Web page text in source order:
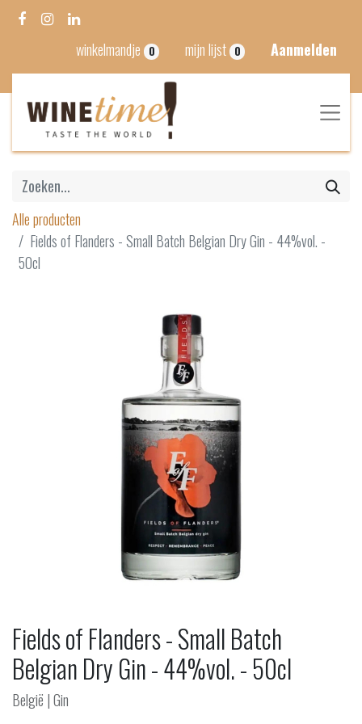
winkelmandje 0 mijn lijst 0 Aanmelden
Alle producten
Fields of Flanders - Small Batch Belgian Dry Gin - 44%vol. -
50cl
Fields of Flanders - Small Batch
Belgian Dry Gin - 44%vol. - 50cl
België | Gin